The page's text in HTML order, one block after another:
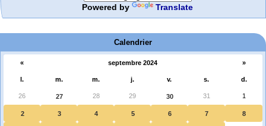
Powered by Translate
Calendrier
« septembre 2024 »
l. m. m. j. v. s. d.
26 27 28 29 30 31 1
2 3 4 5 6 7 8